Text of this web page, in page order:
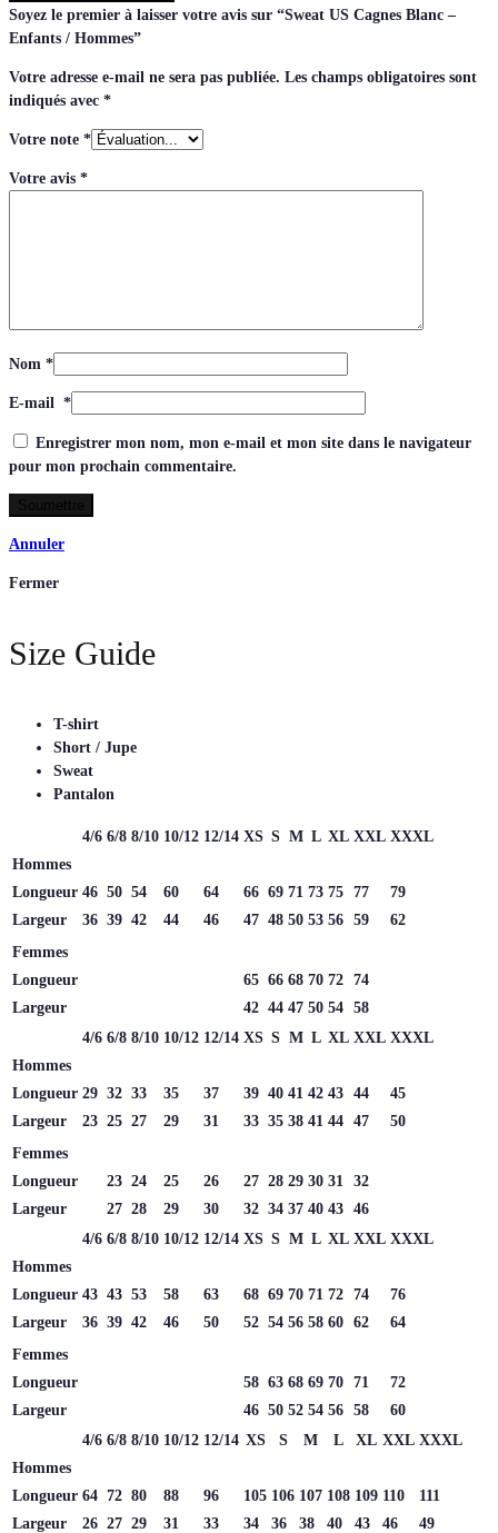
Soyez le premier à laisser votre avis sur “Sweat US Cagnes Blanc –
Enfants / Hommes”
Votre adresse e-mail ne sera pas publiée. Les champs obligatoires sont
indiqués avec *
Votre note *
Votre avis *
Nom *
E-mail *
Enregistrer mon nom, mon e-mail et mon site dans le navigateur
pour mon prochain commentaire.
Annuler
Fermer
Size Guide
T-shirt
Short / Jupe
Sweat
Pantalon
4/6 6/8 8/10 10/12 12/14 XS S M L XL XXL XXXL
Hommes
Longueur 46 50 54 60 64 66 69 71 73 75 77
79
Largeur
36 39 42 44 46 47 48 50 53 56 59
62
Femmes
Longueur
65 66 68 70 72 74
Largeur
42 44 47 50 54 58
4/6 6/8 8/10 10/12 12/14 XS S M L XL XXL XXXL
Hommes
Longueur 29 32 33 35 37 39 40 41 42 43 44
45
Largeur
23 25 27 29 31 33 35 38 41 44 47
50
Femmes
Longueur
23 24 25 26 27 28 29 30 31
32
Largeur
27 28 29 30 32 34 37 40 43 46
4/6 6/8 8/10 10/12 12/14 XS S M L XL XXL XXXL
Hommes
Longueur 43 43 53 58 63 68 69 70 71 72 74
76
Largeur
36 39 42 46 50 52 54 56 58 60 62
64
Femmes
Longueur
58 63 68 69 70 71
72
Largeur
46 50 52 54 56 58
60
4/6 6/8 8/10 10/12 12/14 XS S M L XL XXL XXXL
Hommes
Longueur 64 72 80 88 96 105 106 107 108 109 110
111
Largeur
26 27 29 31 33 34 36 38 40 43 46
49